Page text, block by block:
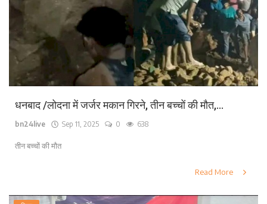
धनबाद /लोदना में जर्जर मकान गिरने, तीन बच्चों की मौत,...
bn24live Sep 11, 2025 0 638
तीन बच्चों की मौत
Read More